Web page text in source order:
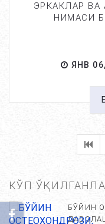
ЭРКАКЛАР
НИМАСИ
ЯНВ
КЎП
БЎЙИН